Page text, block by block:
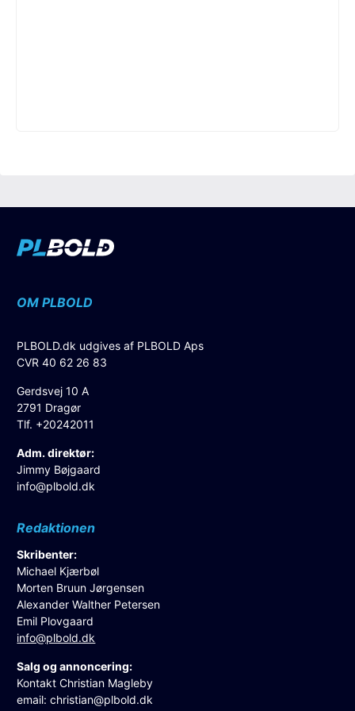
OM PLBOLD
PLBOLD.dk udgives af PLBOLD Aps
CVR 40 62 26 83
Gerdsvej 10 A
2791 Dragør
Tlf. +20242011
Adm. direktør:
Jimmy Bøjgaard
info@plbold.dk
Redaktionen
Skribenter:
Michael Kjærbøl
Morten Bruun Jørgensen
Alexander Walther Petersen
Emil Plovgaard
info@plbold.dk
Salg og annoncering:
Kontakt Christian Magleby
email:christian@plbold.dk